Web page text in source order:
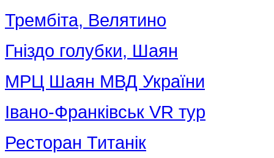
Трембіта, Велятино
Гніздо голубки, Шаян
МРЦ Шаян МВД України
Івано-Франківськ VR тур
Ресторан Титанік